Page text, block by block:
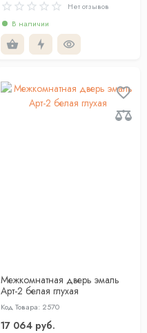
Нет отзывов
В наличии
Межкомнатная дверь эмаль
Арт-2 белая глухая
Код Товара: 2570
17 064 руб.